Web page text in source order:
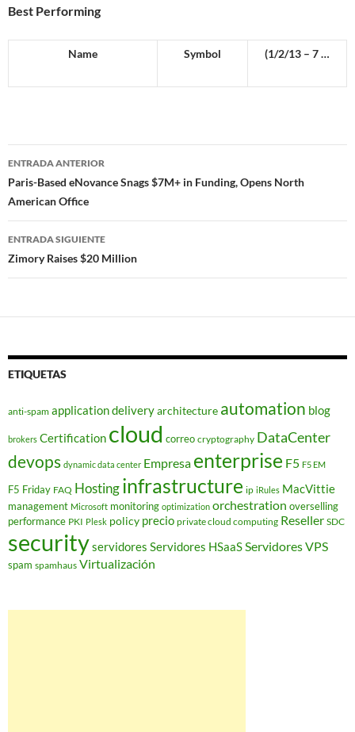
Best Performing
Name Symbol (1/2/13 – 7 …
Navegador
de
entradas
ENTRADA ANTERIOR
Paris-Based eNovance Snags $7M+ in Funding, Opens North
American Office
ENTRADA SIGUIENTE
Zimory Raises $20 Million
ETIQUETAS
anti-spam application deliveryarchitecture automation blog
brokers Certification cloud correo cryptography DataCenter
devops dynamic data center Empresa enterprise F5 F5 EM
F5 Friday FAQ Hostinginfrastructure ip iRules MacVittie
management Microsoft monitoring optimization orchestration overselling
performance PKI Plesk policy precio private cloud computing Reseller SDC
securityservidores Servidores HSaaSServidores VPS
spam spamhaus Virtualización